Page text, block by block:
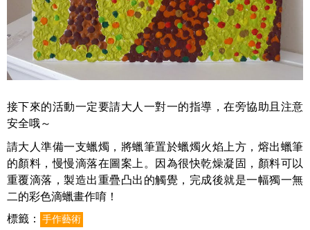
接下來的活動一定要請大人一對一的指導，在旁協助且注意
安全哦～
請大人準備一支蠟燭，將蠟筆置於蠟燭火焰上方，熔出蠟筆
的顏料，慢慢滴落在圖案上。因為很快乾燥凝固，顏料可以
重覆滴落，製造出重疊凸出的觸覺，完成後就是一幅獨一無
二的彩色滴蠟畫作唷！
標籤：
手作藝術